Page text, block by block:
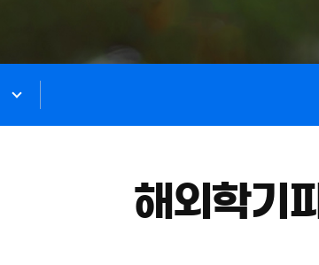
해외학기